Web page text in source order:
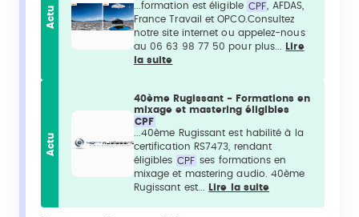
Actu
...formation est éligible CPF
, AFDAS,
France Travail et OPCO.Consultez
notre site internet ou appelez-nous
au 06 63 98 77 50 pour plus...
Lire
la suite
Actu
40ème Rugissant - Formations en
mixage et mastering éligibles
CPF
...40ème Rugissant est habilité à la
certification RS7473, rendant
éligibles CPF ses formations en
mixage et mastering audio. 40ème
Rugissant est...
Lire la suite